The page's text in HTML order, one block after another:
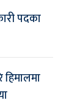
पदका